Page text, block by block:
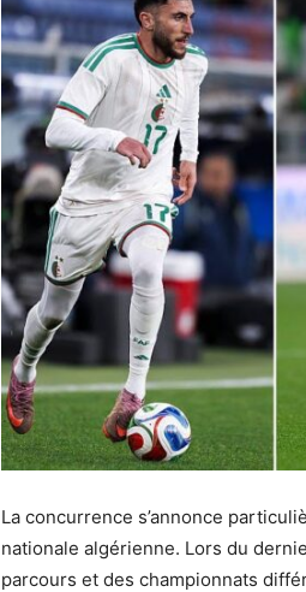
La concurrence s’annonce
nationale algérienne. Lors du
parcours et des championnats